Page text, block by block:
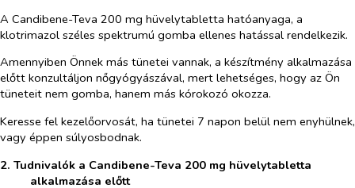
A Candibene-Teva 200 mg hüvelytabletta hatóanyaga, a
klotrimazol széles spektrumú gomba ellenes hatással rendelkezik.
Amennyiben Önnek más tünetei vannak, a készítmény alkalmazása
előtt konzultáljon nőgyógyászával, mert lehetséges, hogy az Ön
tüneteit nem gomba, hanem más kórokozó okozza.
Keresse fel kezelőorvosát, ha tünetei 7 napon belül nem enyhülnek,
vagy éppen súlyosbodnak.
2. Tudnivalók a Candibene-Teva 200 mg hüvelytabletta
alkalmazása előtt